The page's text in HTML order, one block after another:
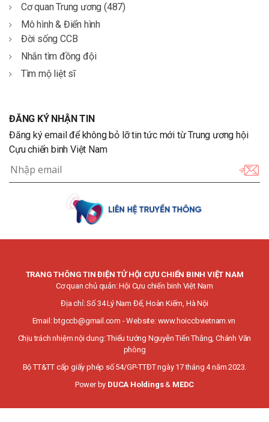
Cơ quan Trung ương (487)
Mô hình & Điển hình
Đời sống CCB
Nhắn tìm đồng đội
Tìm mộ liệt sĩ
ĐĂNG KÝ NHẬN TIN
Đăng ký email để không bỏ lỡ tin tức mới từ Trung ương hội
Cựu chiến binh Việt Nam
TRANG THÔNG TIN ĐIỆN TỬ HỘI CỰU CHIẾN BINH VIỆT NAM
Cơ quan chủ quản: Hội Cựu chiến binh Việt Nam
Địa chỉ: Số 34 Lý Nam Đế, Hoàn Kiếm, Hà Nội
Email: btgccb@gmail.com - Website: www.hoiccbvietnam.vn
Chịu trách nhiệm nội dung: Thiếu tướng Nguyễn Tiến Thắng, Chánh Văn
phòng
Bộ TT&TT cấp giấy phép số 54/GP-TTĐT ngày 17 tháng 4 năm 2023.
Power by DUCA Holdings& MEDC